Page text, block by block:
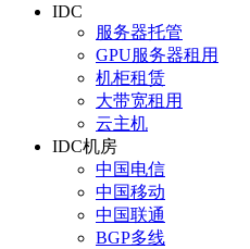
IDC
服务器托管
GPU服务器租用
机柜租赁
大带宽租用
云主机
IDC机房
中国电信
中国移动
中国联通
BGP多线